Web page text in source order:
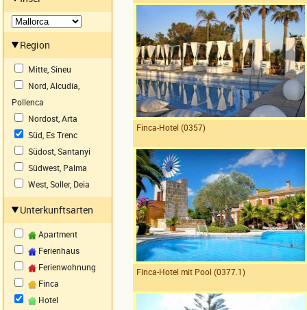
Region
Mitte, Sineu
Nord, Alcudia,
Pollenca
Nordost, Arta
Süd, Es Trenc
Südost, Santanyi
Südwest, Palma
West, Soller, Deia
Unterkunftsarten
Apartment
Ferienhaus
Ferienwohnung
Finca
Hotel
Finca-Hotel (0357)
Finca-Hotel mit Pool (0377.1)